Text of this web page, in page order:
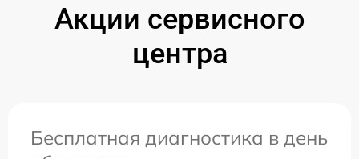
Акции сервисного
центра
Бесплатная диагностика в день